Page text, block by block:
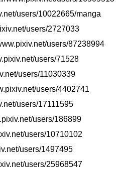
users/10022665/manga
users/2727033
users/87238994
users/71528
users/11030339
users/4402741
users/17111595
users/186899
users/10710102
users/1497495
users/25968547